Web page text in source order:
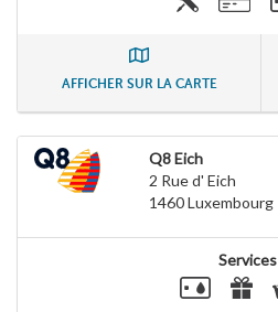
AFFICHER SUR LA CARTE
Q8 Eich
2 Rue d' Eich
1460Luxembourg
Services